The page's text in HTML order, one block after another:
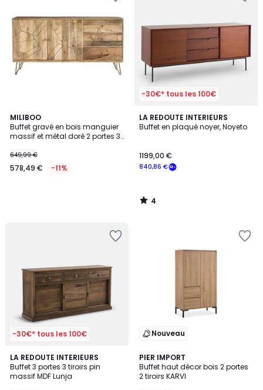
MILIBOO
Buffet gravé en bois manguier
massif et métal doré 2 portes 3
649,99 €
578,49 € -11%
-30€* tous les 100€
LA REDOUTE INTERIEURS
Buffet en plaqué noyer, Noyeto
840,86 €
1199,00 €
4
/
4
/
-30€* tous les 100€
LA REDOUTE INTERIEURS
Buffet 3 portes 3 tiroirs pin
massif MDF Lunja
4,8
/ 5
Nouveau
PIER IMPORT
Buffet haut décor bois 2 portes
2 tiroirs KARVI